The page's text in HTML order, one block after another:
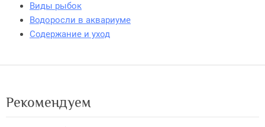
Виды рыбок
Водоросли в аквариуме
Содержание и уход
Рекомендуем